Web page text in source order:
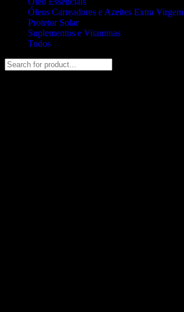
Óleos Carreadores e Azeites Extra Virgem
Protetor Solar
Suplementos e Vitaminas
Todos